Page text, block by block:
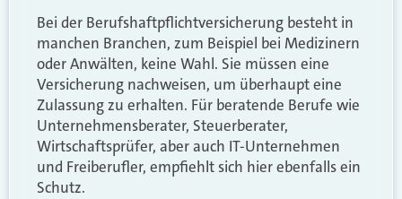
Bei der Berufshaftpflichtversicherung besteht in
manchen Branchen, zum Beispiel bei Medizinern
oder Anwälten, keine Wahl. Sie müssen eine
Versicherung nachweisen, um überhaupt eine
Zulassung zu erhalten. Für beratende Berufe wie
Unternehmensberater, Steuerberater,
Wirtschaftsprüfer, aber auch IT-Unternehmen
und Freiberufler, empfiehlt sich hier ebenfalls ein
Schutz.